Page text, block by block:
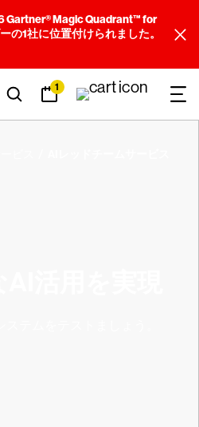
Gartner® Magic Quadrant™ for
1社に位置付けられました。
1